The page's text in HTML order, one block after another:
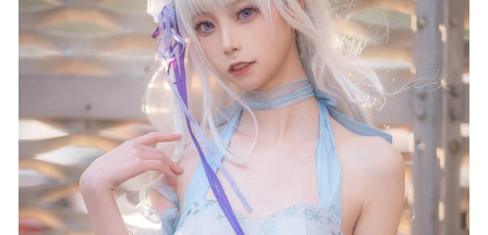
KANEKO_咔喵 – NO.33 索尼子圣诞1.0[18P2V-138MB]
2025-06-19
半半子 –NO.55 Automataヨルハ二号B型 白礼服[51P-91MB]
2022-07-14
[Xiuren秀人网]2023.04.28 NO.6661 乔一一[81+1P／818MB]
2023-10-02
[ROSI写真]2021.11.09 NO.3627[56+1P／83.8MB]
2023-01-
08